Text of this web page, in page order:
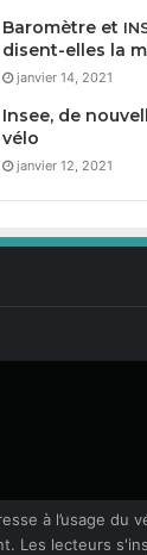
Baromètre et
disent-elles la
janvier 14, 2021
Insee, de
vélo
janvier 12, 2021
à l’usage du
Les lecteurs